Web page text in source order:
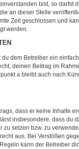
bist, so darfst
an dieser Stelle
Zeit geschlossen und
werden.
dem Betreiber ein
deinen Beitrag im
a bleibt auch nach
dass er keine Inhalte
insbesondere, dass du
zu setzen bzw. zu
aus. Bei Verstößen
kann der Betreiber